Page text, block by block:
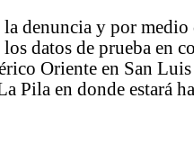
denuncia y por medio
datos de prueba en
Oriente en San
Pila en donde estará